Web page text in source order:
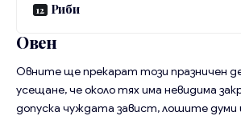
Риби
Овен
Овните ще прекарат този празничен
усещане, че около тях има невидима
допуска чуждата завист, лошите думи